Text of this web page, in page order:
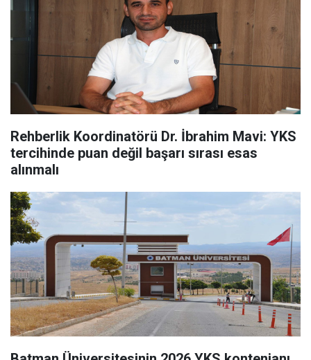
Rehberlik Koordinatörü Dr. İbrahim Mavi: YKS
tercihinde puan değil başarı sırası esas
alınmalı